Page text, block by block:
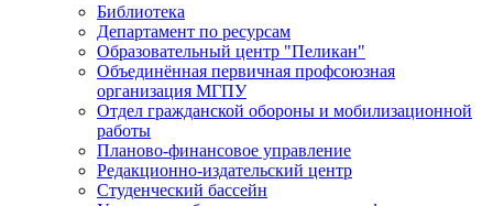
Библиотека
Департамент по ресурсам
Образовательный центр "Пеликан"
Объединённая первичная профсоюзная
организация МГПУ
Отдел гражданской обороны и мобилизационной
работы
Планово-финансовое управление
Редакционно-издательский центр
Студенческий бассейн